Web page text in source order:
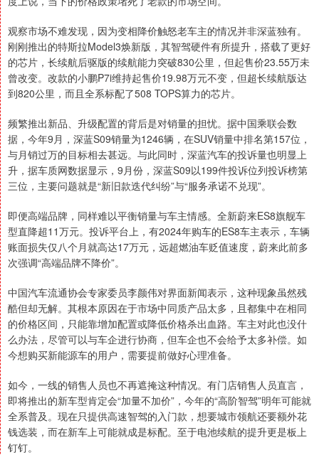
观察市场不难发现，因为变相降价触怒老车主的情况并非深蓝独有。
刚刚推出的特斯拉Model3焕新版，其智驾硬件有所提升，搭载了更好
的芯片，长续航后驱版的续航能力突破830公里，但起售价23.55万未
曾改变。改款的小鹏P7i维持起售价19.98万元不变，但超长续航版达
到820公里，而且全系标配了508 TOPS算力的芯片。
频繁推出新品、升级配置的背后是对销量的担忧。据中国乘联会数
据，今年9月，深蓝S09销量为1246辆，在SUV销量中排名第157位，
与月销过万的目标相去甚远。与此同时，深蓝汽车的投诉量也明显上
升，据车质网数据显示，9月份，深蓝S09以199件投诉位列投诉榜第
三位，主要问题就是“新旧款迭代纠纷”与“服务承诺不兑现”。
即便高端品牌，同样难以平衡销量与车主情感。全新蔚来ES8旗舰车
型直降超11万元。投诉平台上，有2024年购车的ES8车主表示，车辆
账面损失仅八个月就高达17万元，远超燃油车贬值速度，蔚来此前多
次强调“高端品牌不降价”。
中国汽车流通协会专家委员李颜伟对界面新闻表示，这种现象虽然残
酷但却无解。其根本原因在于市场中同质产品太多，且都集中在相同
的价格区间，只能靠增加配置或降低价格杀出血路。车主对此也没什
么办法，尽管可以与车企进行协商，但车企也不会给予太多补偿。如
今想购买新能源车的用户，需要提前做好心理准备。
如今，一线的销售人员也不再遮掩这种情况。有门店销售人员直言，
即将推出的新车型肯定会“加量不加价”，今年的“高阶智驾”明年可能就
全系普及。现在只提供高速智驾的入门款，想要城市领航还要额外花
钱选装，而在新车上可能就成是标配。至于电池续航的提升更是板上
钉钉。